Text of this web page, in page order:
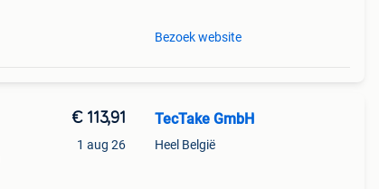
Bezoek website
€ 113,91
1 aug 26
TecTake GmbH
Heel België